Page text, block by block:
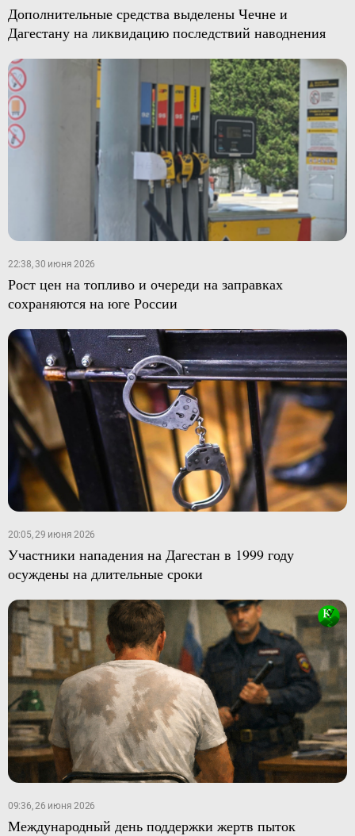
Дополнительные средства выделены Чечне и
Дагестану на ликвидацию последствий наводнения
22:38, 30 июня 2026
Рост цен на топливо и очереди на заправках
сохраняются на юге России
20:05, 29 июня 2026
Участники нападения на Дагестан в 1999 году
осуждены на длительные сроки
09:36, 26 июня 2026
Международный день поддержки жертв пыток